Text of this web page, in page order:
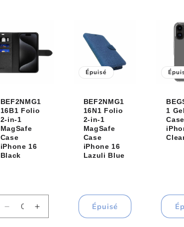
Title
Title
BEF2NMG1
16B1 Folio
2-in-1
MagSafe
Case
iPhone 16
Black
Réduire
la
Augmenter
la
Épuisé
BEF2NMG1
16N1 Folio
2-in-1
MagSafe
Case
iPhone 16
Lazuli Blue
Épuisé
1
Case